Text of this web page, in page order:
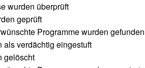
wurden überprüft
geprüft
Programme wurden gefunden
verdächtig eingestuft